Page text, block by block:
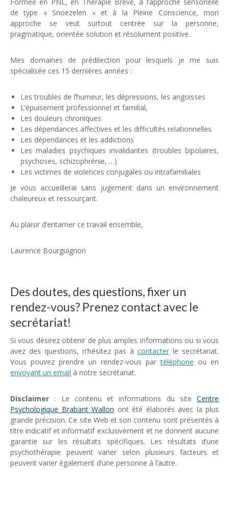
de type « Snoezelen » et à la Pleine Conscience, mon
approche se veut surtout centrée sur la personne,
pragmatique, orientée solution et résolument positive.
Mes domaines de prédilection pour lesquels je me suis
spécialisée ces 15 dernières années :
Les troubles de l’humeur, les dépressions, les angoisses
L’épuisement professionnel et familial,
Les douleurs chroniques
Les dépendances affectives et les difficultés relationnelles
Les dépendances et les addictions
Les maladies psychiques invalidantes (troubles bipolaires,
psychoses, schizophrénie, …)
Les victimes de violences conjugales ou intrafamiliales
Je vous accueillerai sans jugement dans un environnement
chaleureux et ressourçant.
Au plaisir d’entamer ce travail ensemble,
Laurence Bourguignon
Des doutes, des questions, fixer un
rendez-vous? Prenez contact avec le
secrétariat!
Si vous désirez obtenir de plus amples informations ou si vous
avez des questions, n’hésitez pas à contacter le secrétariat.
Vous pouvez prendre un rendez-vous partéléphone ou en
envoyant un email à notre secrétariat.
Disclaimer : Le contenu et informations du site Centre
Psychologique Brabant Wallon ont été élaborés avec la plus
grande précision. Ce site Web et son contenu sont présentés à
titre indicatif et informatif exclusivement et ne donnent aucune
garantie sur les résultats spécifiques. Les résultats d’une
psychothérapie peuvent varier selon plusieurs facteurs et
peuvent varier également d’une personne à l’autre.